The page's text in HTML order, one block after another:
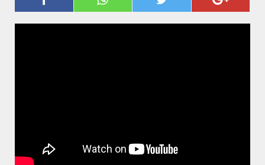
JOURNALISMUS!? ●
PODIUMSDISKUSSION